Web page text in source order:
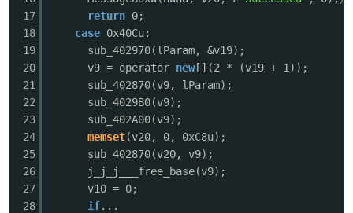
17
18
19
20
21
22
23
24
25
26
27
28
return 0;
case 0x40Cu:
sub_402970(lParam, &v19);
v9 = operator new[](2 * (v19 + 1));
sub_402870(v9, lParam);
sub_4029B0(v9);
sub_402A00(v9);
memset(v20, 0, 0xC8u);
sub_402870(v20, v9);
j_j_j___free_base(v9);
v10 = 0;
if...